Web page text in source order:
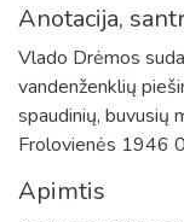
Anotacija,
Vlado Drėmos
vandenženklių
spaudinių, buvusių
Frolovienės 1946
Apimtis